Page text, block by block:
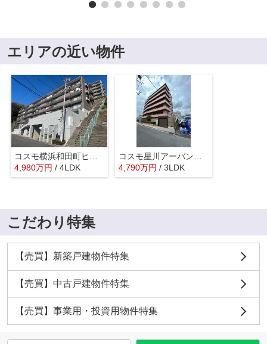
エリアの近い物件
4,980万円 / 4LDK
4,790万円 / 3LDK
こだわり特集
【売買】新築戸建物件特集
【売買】中古戸建物件特集
【売買】事業用・投資用物件特集